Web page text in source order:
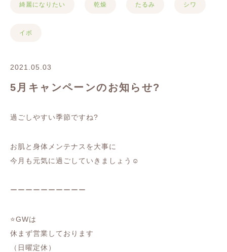
綺麗になりたい 乾燥 たるみ シワ
イボ
2021.05.03
5月キャンペーンのお知らせ?
過ごしやすい季節ですね?
お肌と身体メンテナスを大事に
今月も元気に過ごしていきましょう☺️
ーーーーーーーーーー
⭐️GWは
休まず営業しております
（日曜定休）